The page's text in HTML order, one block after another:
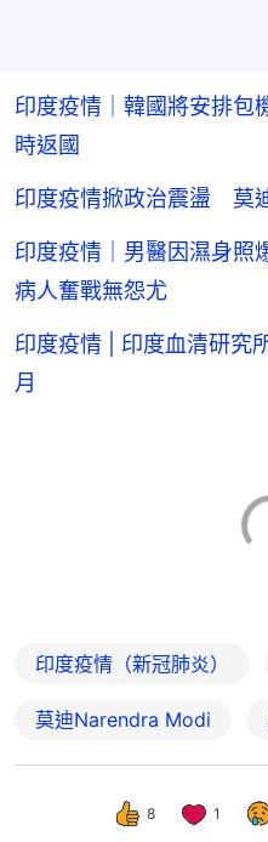
印度疫情｜韓國將安排
時返國
印度疫情掀政治震盪 莫
印度疫情｜男醫因濕身
病人奮戰無怨尤
印度疫情 | 印度血清研究
月
印度疫情（新冠肺炎）
莫迪Narendra Modi
8 1